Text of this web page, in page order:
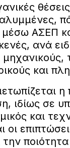
ΑΣΕΠ
ανά
και
η
ιδίως σε
και
οι
την